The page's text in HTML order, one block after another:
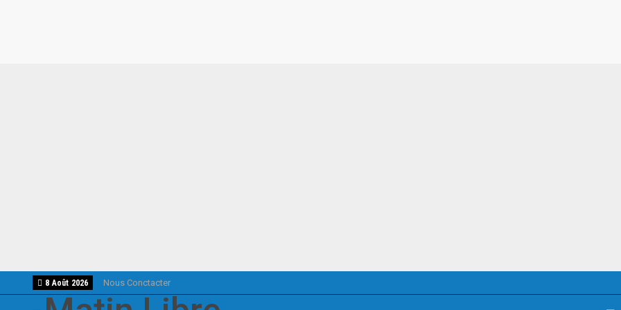
8 Août 2026 Nous Conctacter